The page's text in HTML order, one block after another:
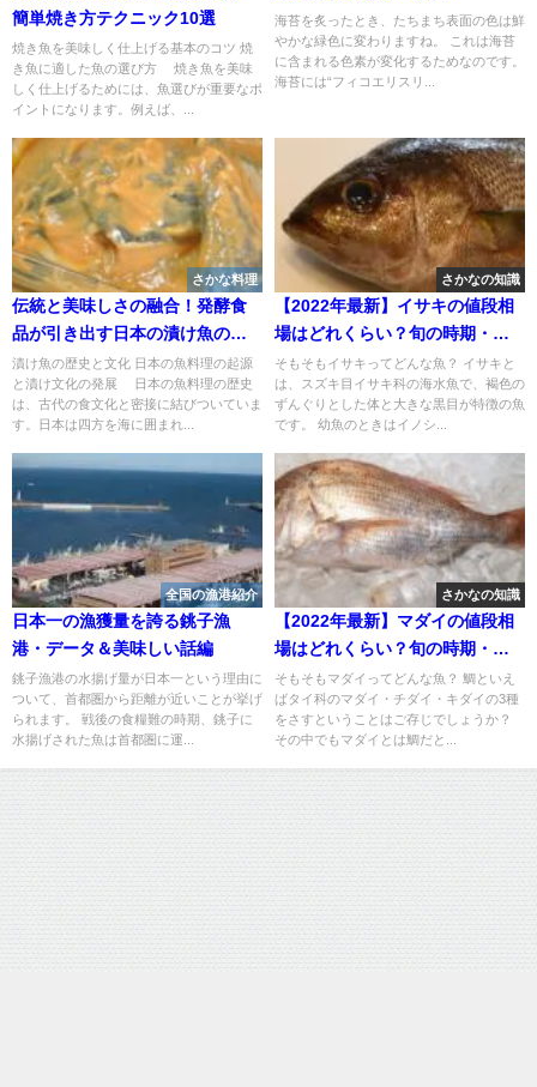
簡単焼き方テクニック10選
焼き魚を美味しく仕上げる基本のコツ 焼
き魚に適した魚の選び方 焼き魚を美味
しく仕上げるためには、魚選びが重要なポ
イントになります。例えば、...
海苔を炙ったとき、たちまち表面の色は鮮
やかな緑色に変わりますね。 これは海苔
に含まれる色素が変化するためなのです。
海苔には“フィコエリスリ...
さかな料理
伝統と美味しさの融合！発酵食
品が引き出す日本の漬け魚の魅
力
漬け魚の歴史と文化 日本の魚料理の起源
と漬け文化の発展 日本の魚料理の歴史
は、古代の食文化と密接に結びついていま
す。日本は四方を海に囲まれ...
さかなの知識
【2022年最新】イサキの値段相
場はどれくらい？旬の時期・人
気の調理方法もご紹介
そもそもイサキってどんな魚？ イサキと
は、スズキ目イサキ科の海水魚で、褐色の
ずんぐりとした体と大きな黒目が特徴の魚
です。 幼魚のときはイノシ...
全国の漁港紹介
日本一の漁獲量を誇る銚子漁
港・データ＆美味しい話編
銚子漁港の水揚げ量が日本一という理由に
ついて、首都圏から距離が近いことが挙げ
られます。 戦後の食糧難の時期、銚子に
水揚げされた魚は首都圏に運...
さかなの知識
【2022年最新】マダイの値段相
場はどれくらい？旬の時期・人
気の調理方法もご紹介
そもそもマダイってどんな魚？ 鯛といえ
ばタイ科のマダイ・チダイ・キダイの3種
をさすということはご存じでしょうか？
その中でもマダイとは鯛だと...